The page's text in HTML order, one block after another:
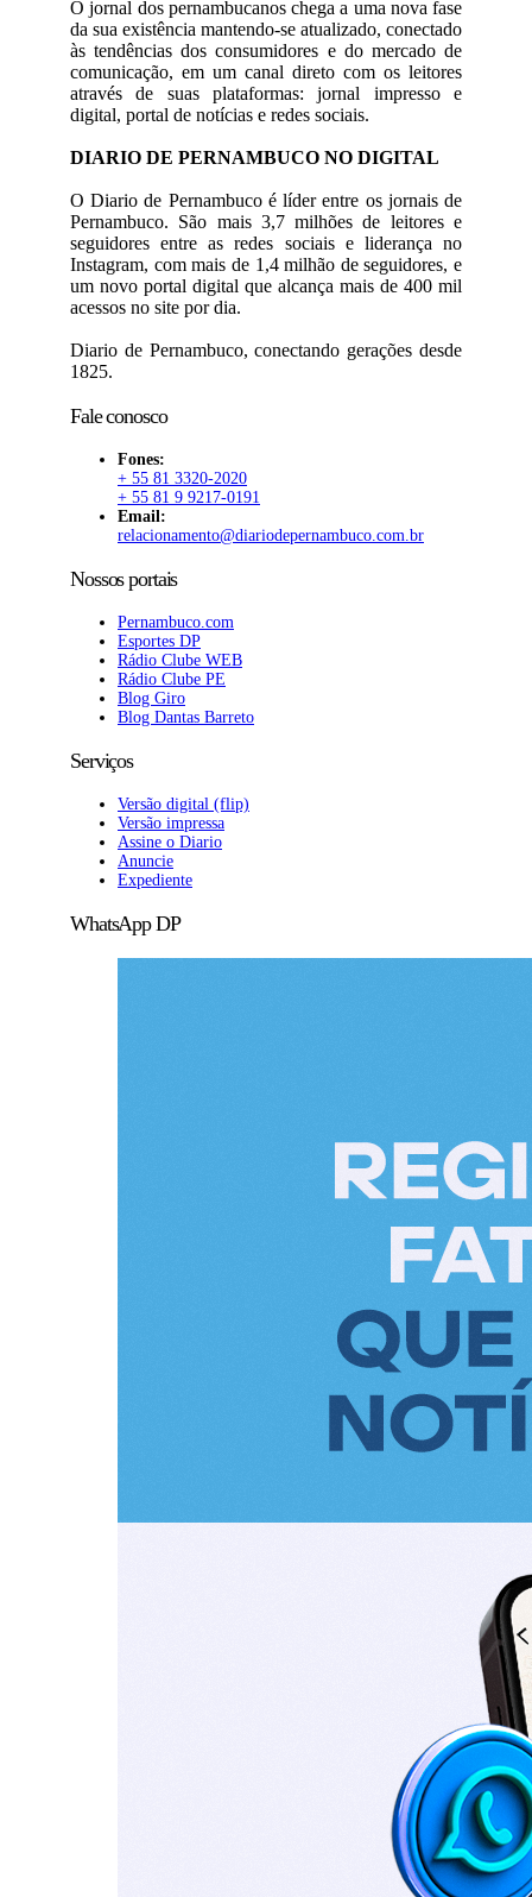
O jornal dos pernambucanos chega a uma nova fase
da sua existência mantendo-se atualizado, conectado
às tendências dos consumidores e do mercado de
comunicação, em um canal direto com os leitores
através de suas plataformas: jornal impresso e
digital, portal de notícias e redes sociais.
DIARIO DE PERNAMBUCO NO DIGITAL
O Diario de Pernambuco é líder entre os jornais de
Pernambuco. São mais 3,7 milhões de leitores e
seguidores entre as redes sociais e liderança no
Instagram, com mais de 1,4 milhão de seguidores, e
um novo portal digital que alcança mais de 400 mil
acessos no site por dia.
Diario de Pernambuco, conectando gerações desde
1825.
Fale conosco
Fones:
+ 55 81 3320-2020
+ 55 81 9 9217-0191
Email:
relacionamento@diariodepernambuco.com.br
Nossos portais
Pernambuco.com
Esportes DP
Rádio Clube WEB
Rádio Clube PE
Blog Giro
Blog Dantas Barreto
Serviços
Versão digital (flip)
Versão impressa
Assine o Diario
Anuncie
Expediente
WhatsApp DP